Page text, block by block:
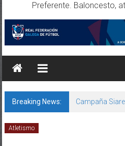
Preferente. Baloncesto,
Breaking News: Campaña
Atletismo